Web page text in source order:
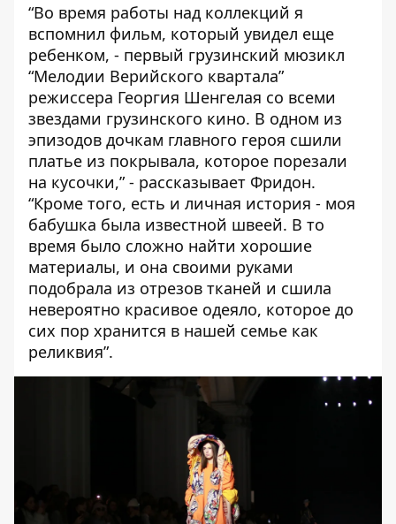
“Во время работы над коллекций я
вспомнил фильм, который увидел еще
ребенком, - первый грузинский мюзикл
“Мелодии Верийского квартала”
режиссера Георгия Шенгелая со всеми
звездами грузинского кино. В одном из
эпизодов дочкам главного героя сшили
платье из покрывала, которое порезали
на кусочки,” - рассказывает Фридон.
“Кроме того, есть и личная история - моя
бабушка была известной швеей. В то
время было сложно найти хорошие
материалы, и она своими руками
подобрала из отрезов тканей и сшила
невероятно красивое одеяло, которое до
сих пор хранится в нашей семье как
реликвия”.